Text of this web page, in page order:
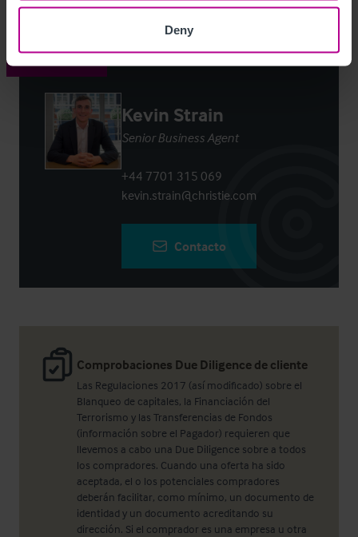
Deny
Comprobaciones Due Diligence de cliente
Las Regulaciones 2017 (así modificado) sobre el
Blanqueo de capitales, la Financiación del
Terrorismo y las Transferencias de Fondos
(información sobre el Pagador) requieren que
llevemos a cabo una Due Diligence sobre a todos
los compradores. Cuando una oferta ha sido
aceptada, el o los potenciales compradores
deberán facilitar, como mínimo, un documento de
identidad y un documento acreditando su
dirección. Si el comprador es una empresa u otra
Contacto
Kevin Strain
Senior Business Agent
+44 7701 315 069
kevin.strain@christie.com
Contacto